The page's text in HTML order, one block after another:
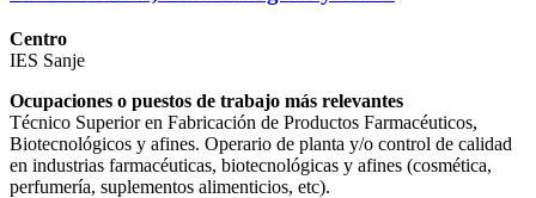
Centro
IES Sanje
Ocupaciones o puestos de trabajo más relevantes
Técnico Superior en Fabricación de Productos Farmacéuticos,
Biotecnológicos y afines. Operario de planta y/o control de calidad
en industrias farmacéuticas, biotecnológicas y afines (cosmética,
perfumería, suplementos alimenticios, etc).